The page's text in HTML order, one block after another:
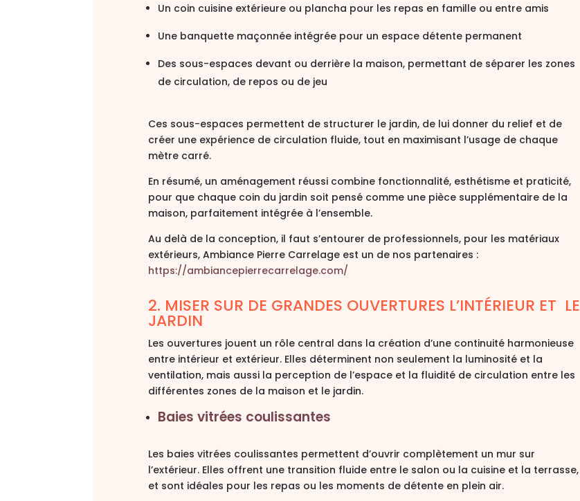
Un coin cuisine extérieure ou plancha pour les repas en famille ou entre amis
Une banquette maçonnée intégréepour un espace détente permanent
Des sous-espaces devant ou derrière la maison, permettant de séparer les zones
de circulation, de repos ou de jeu
Ces sous-espaces permettent de structurer le jardin, de lui donner du relief et de
créer une expérience de circulation fluide, tout en maximisant l’usage de chaque
mètre carré.
En résumé, un aménagement réussi combine fonctionnalité, esthétisme et praticité,
pour que chaque coin du jardin soit pensé comme une pièce supplémentaire de la
maison, parfaitement intégrée à l’ensemble.
Au delà de la conception, il faut s’entourer de professionnels, pour les matériaux
extérieurs, Ambiance Pierre Carrelage est un de nos partenaires :
https://ambiancepierrecarrelage.com/
2. MISER SUR DE GRANDES OUVERTURES L’INTÉRIEUR ET LE
JARDIN
Les ouvertures jouent un rôle central dans la création d’une continuité harmonieuse
entre intérieur et extérieur. Elles déterminent non seulement la luminosité et la
ventilation, mais aussi la perception de l’espace et la fluidité de circulation entre les
différentes zones de la maison et le jardin.
Baies vitrées coulissantes
Les baies vitrées coulissantes permettent d’ouvrir complètement un mur sur
l’extérieur. Elles offrent une transition fluide entre le salon ou la cuisine et la terrasse,
et sont idéales pour les repas ou les moments de détente en plein air.